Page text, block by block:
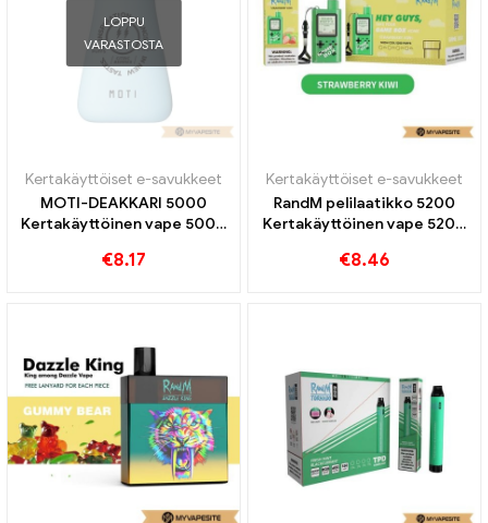
LOPPU
VARASTOSTA
Kertakäyttöiset e-savukkeet
MOTI-DEAKKARI 5000
Kertakäyttöinen vape 5000
€8.17
Kertakäyttöiset e-savukkeet
RandM pelilaatikko 5200
Kertakäyttöinen vape 5200
€8.46